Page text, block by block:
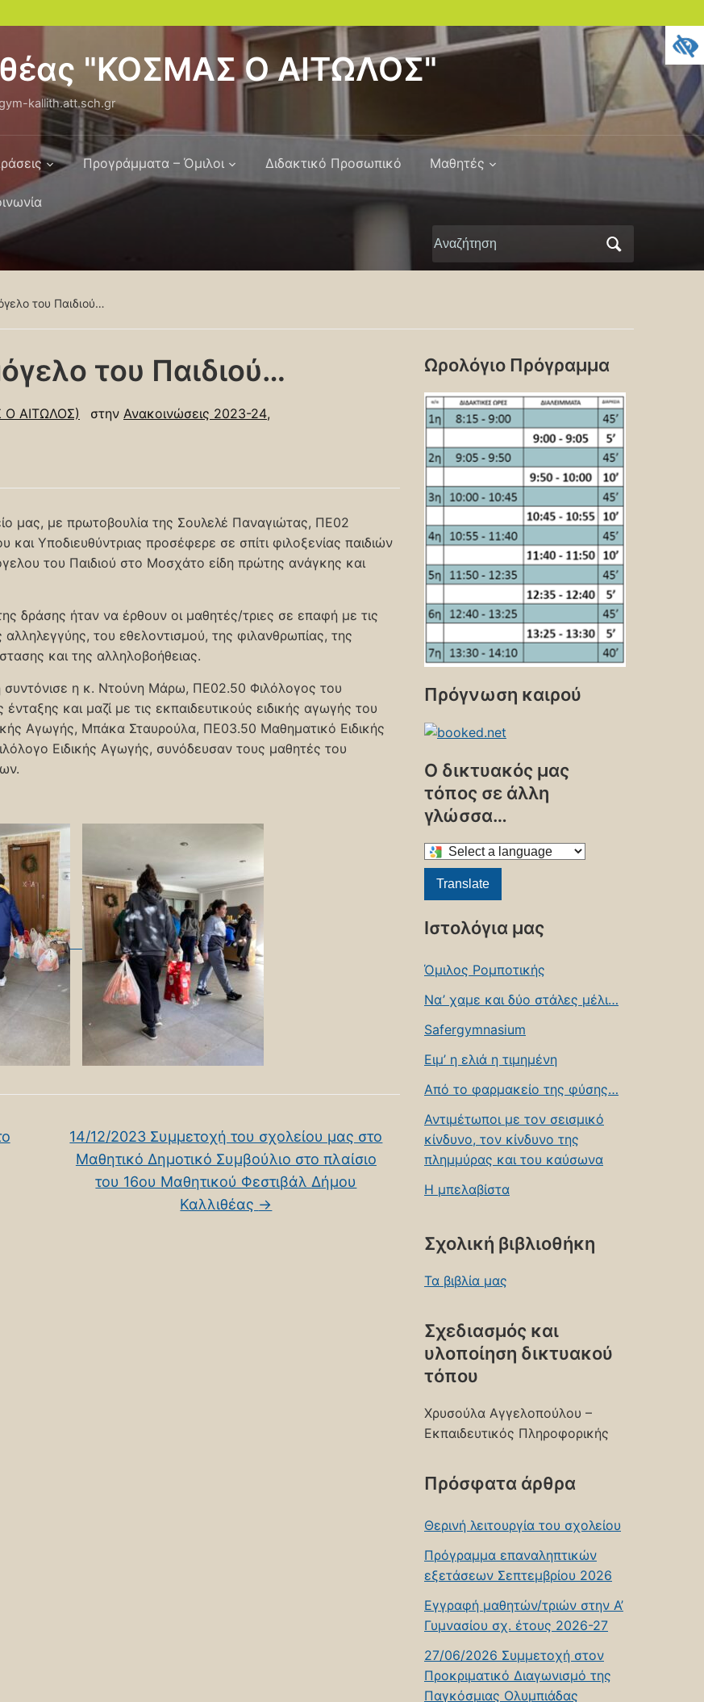
"ΚΟΣΜΑΣ Ο ΑΙΤΩΛΟΣ"
kallith.att.sch.gr
Προγράμματα – Όμιλοι Διδακτικό Προσωπικό Μαθητές
Αναζήτηση
για:
του Παιδιού…
του Παιδιού…
ΑΙΤΩΛΟΣ) στην Ανακοινώσεις 2023-24,
μας, με πρωτοβουλία της Σουλελέ Παναγιώτας, ΠΕ02
και Υποδιευθύντριας προσέφερε σε σπίτι φιλοξενίας παιδιών
του Παιδιού στο Μοσχάτο είδη πρώτης ανάγκης και
δράσης ήταν να έρθουν οι μαθητές/τριες σε επαφή με τις
αλληλεγγύης, του εθελοντισμού, της φιλανθρωπίας, της
και της αλληλοβοήθειας.
συντόνισε η κ. Ντούνη Μάρω, ΠΕ02.50 Φιλόλογος του
ένταξης και μαζί με τις εκπαιδευτικούς ειδικής αγωγής του
Αγωγής, Μπάκα Σταυρούλα, ΠΕ03.50 Μαθηματικό Ειδικής
Ειδικής Αγωγής, συνόδευσαν τους μαθητές του
14/12/2023 Συμμετοχή του σχολείου μας στο
Μαθητικό Δημοτικό Συμβούλιο στο πλαίσιο
του 16ου Μαθητικού Φεστιβάλ Δήμου
Καλλιθέας →
Ωρολόγιο Πρόγραμμα
Πρόγνωση καιρού
Ο δικτυακός μας
τόπος σε άλλη
γλώσσα…
Select
a
language
translate
page
Translate
Ιστολόγια μας
Όμιλος Ρομποτικής
Να’ χαμε και δύο στάλες μέλι…
Safergymnasium
Ειμ’ η ελιά η τιμημένη
Από το φαρμακείο της φύσης…
Αντιμέτωποι με τον σεισμικό
κίνδυνο, τον κίνδυνο της
πλημμύρας και του καύσωνα
Η μπελαβίστα
Σχολική βιβλιοθήκη
Τα βιβλία μας
Σχεδιασμός και
υλοποίηση δικτυακού
τόπου
Χρυσούλα Αγγελοπούλου –
Εκπαιδευτικός Πληροφορικής
Πρόσφατα άρθρα
Θερινή λειτουργία του σχολείου
Πρόγραμμα επαναληπτικών
εξετάσεων Σεπτεμβρίου 2026
Εγγραφή μαθητών/τριών στην Α’
Γυμνασίου σχ. έτους 2026-27
27/06/2026 Συμμετοχή στον
Προκριματικό Διαγωνισμό της
Παγκόσμιας Ολυμπιάδας